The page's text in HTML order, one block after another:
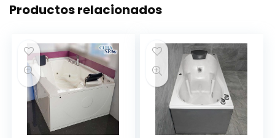
Productos relacionados